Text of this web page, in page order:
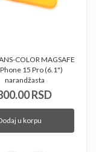
COLOR MAGSAFE
15 Pro (6.1")
narandžasta
RSD
u korpu